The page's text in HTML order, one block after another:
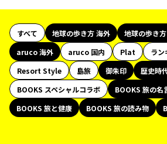
すべて 地球の歩き方 海外
地球の歩き方
aruco 海外
aruco 国内 Plat
ラン
Resort Style
島旅 御朱印 歴史時
BOOKS スペシャルコラボ
BOOKS 旅の名
BOOKS 旅と健康
BOOKS 旅の読み物